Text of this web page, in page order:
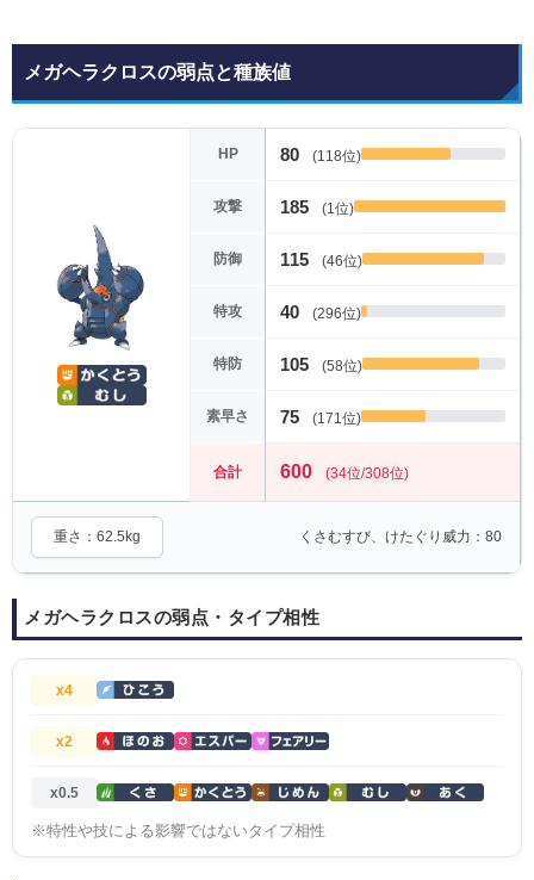
メガヘラクロスの弱点と種族値
HP 80 (118位)
攻撃 185 (1位)
防御 115 (46位)
特攻 40 (296位)
特防 105 (58位)
素早さ 75 (171位)
合計 600 (34位/308位)
重さ：62.5kg くさむすび、けたぐり威力：80
メガヘラクロスの弱点・タイプ相性
x4
x2
x0.5
※特性や技による影響ではないタイプ相性